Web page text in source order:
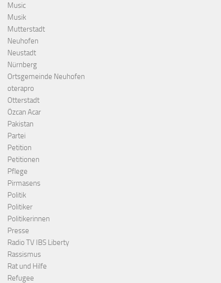
Music
Musik
Mutterstadt
Neuhofen
Neustadt
Nürnberg
Ortsgemeinde Neuhofen
oterapro
Otterstadt
Özcan Acar
Pakistan
Partei
Petition
Petitionen
Pflege
Pirmasens
Politik
Politiker
Politikerinnen
Presse
Radio TV IBS Liberty
Rassismus
Rat und Hilfe
Refugee